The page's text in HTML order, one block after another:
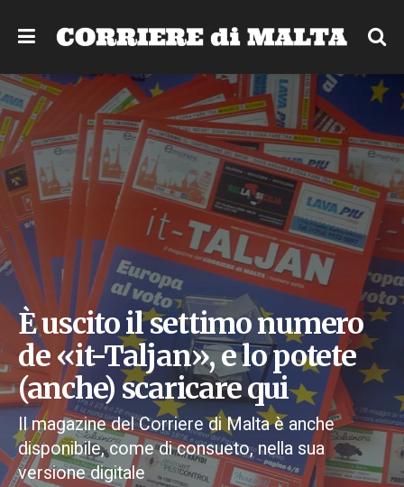
È uscito il settimo numero
de «it-Taljan», e lo potete
(anche) scaricare qui
Il magazine del Corriere di Malta è anche
disponibile, come di consueto, nella sua
versione digitale